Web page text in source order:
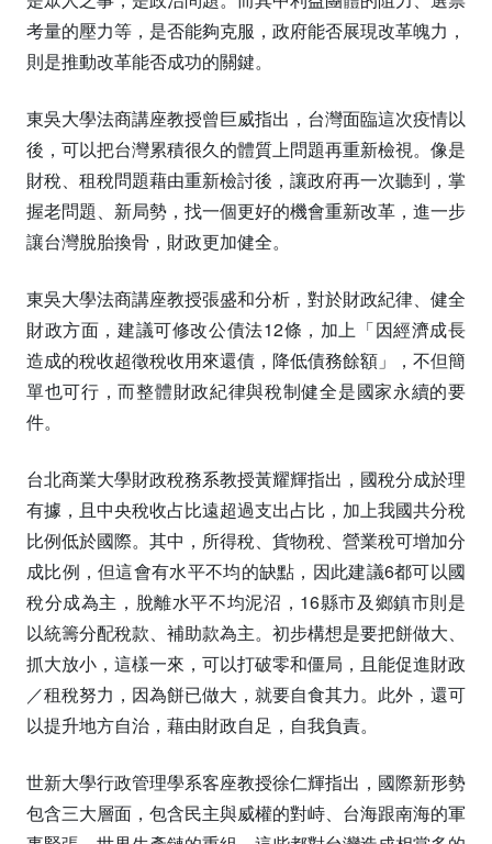
考量的壓力等，是否能夠克服，政府能否展現改革魄力，
則是推動改革能否成功的關鍵。
東吳大學法商講座教授曾巨威指出，台灣面臨這次疫情以
後，可以把台灣累積很久的體質上問題再重新檢視。像是
財稅、租稅問題藉由重新檢討後，讓政府再一次聽到，掌
握老問題、新局勢，找一個更好的機會重新改革，進一步
讓台灣脫胎換骨，財政更加健全。
東吳大學法商講座教授張盛和分析，對於財政紀律、健全
財政方面，建議可修改公債法12條，加上「因經濟成長
造成的稅收超徵稅收用來還債，降低債務餘額」，不但簡
單也可行，而整體財政紀律與稅制健全是國家永續的要
件。
台北商業大學財政稅務系教授黃耀輝指出，國稅分成於理
有據，且中央稅收占比遠超過支出占比，加上我國共分稅
比例低於國際。其中，所得稅、貨物稅、營業稅可增加分
成比例，但這會有水平不均的缺點，因此建議6都可以國
稅分成為主，脫離水平不均泥沼，16縣市及鄉鎮市則是
以統籌分配稅款、補助款為主。初步構想是要把餅做大、
抓大放小，這樣一來，可以打破零和僵局，且能促進財政
／租稅努力，因為餅已做大，就要自食其力。此外，還可
以提升地方自治，藉由財政自足，自我負責。
世新大學行政管理學系客座教授徐仁輝指出，國際新形勢
包含三大層面，包含民主與威權的對峙、台海跟南海的軍